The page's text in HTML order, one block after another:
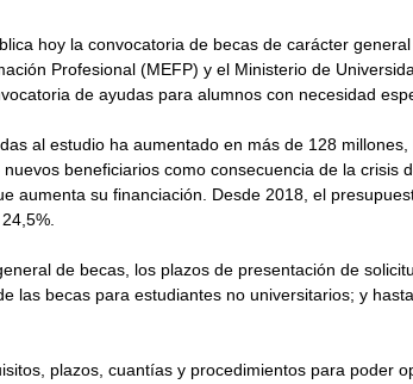
hoy la convocatoria de becas de carácter
Profesional (MEFP) y el Ministerio de
de ayudas para alumnos con necesidad
al estudio ha aumentado en más de 128
beneficiarios como consecuencia de la crisis
aumenta su financiación. Desde 2018, el
de becas, los plazos de presentación de
las becas para estudiantes no universitarios; y
plazos, cuantías y procedimientos para poder